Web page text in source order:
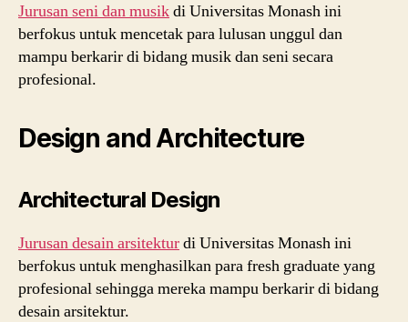
Jurusan seni dan musikdi Universitas Monash ini
berfokus untuk mencetak para lulusan unggul dan
mampu berkarir di bidang musik dan seni secara
profesional.
Design and Architecture
Architectural Design
Jurusan desain arsitekturdi Universitas Monash ini
berfokus untuk menghasilkan para fresh graduate yang
profesional sehingga mereka mampu berkarir di bidang
desain arsitektur.